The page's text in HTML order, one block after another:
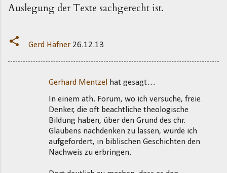
Auslegung der Texte sachgerecht ist.
Gerd Häfner 26.12.13
Gerhard Mentzel
hat gesagt…
In einem ath. Forum, wo ich versuche, freie
Denker, die oft beachtliche theologische
Bildung haben, über den Grund des chr.
Glaubens nachdenken zu lassen, wurde ich
aufgefordert, in biblischen Geschichten den
Nachweis zu erbringen.